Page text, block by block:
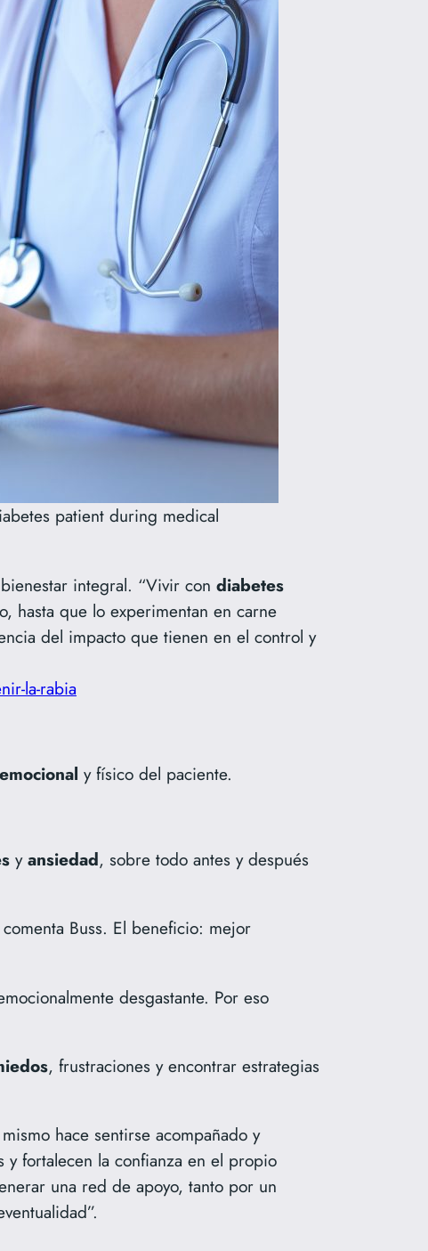
patient during medical
integral. “Vivir con diabetes
hasta que lo experimentan en carne
del impacto que tienen en el control y
la-rabia
emocional y físico del paciente.
yansiedad, sobre todo antes y después
Buss. El beneficio: mejor
desgastante. Por eso
, frustraciones y encontrar estrategias
hace sentirse acompañado y
y fortalecen la confianza en el propio
una red de apoyo, tanto por un